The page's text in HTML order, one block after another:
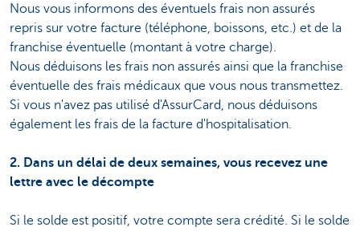
Nous vous informons des éventuels frais non assurés
repris sur votre facture (téléphone, boissons, etc.) et de la
franchise éventuelle (montant à votre charge).
Nous déduisons les frais non assurés ainsi que la franchise
éventuelle des frais médicaux que vous nous transmettez.
Si vous n'avez pas utilisé d'AssurCard, nous déduisons
également les frais de la facture d'hospitalisation.
2. Dans un délai de deux semaines, vous recevez une
lettre avec le décompte
Si le solde est positif, votre compte sera crédité. Si le solde